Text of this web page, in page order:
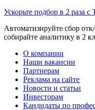
Ускорьте подбор в 2 раза с
Автоматизируйте сбор
собирайте аналитику в 2
О компании
Наши вакансии
Партнерам
Реклама на сайте
Новости и статьи
Инвесторам
Кандидаты по